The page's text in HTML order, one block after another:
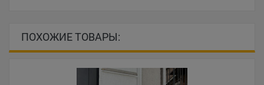
ПОХОЖИЕ ТОВАРЫ: